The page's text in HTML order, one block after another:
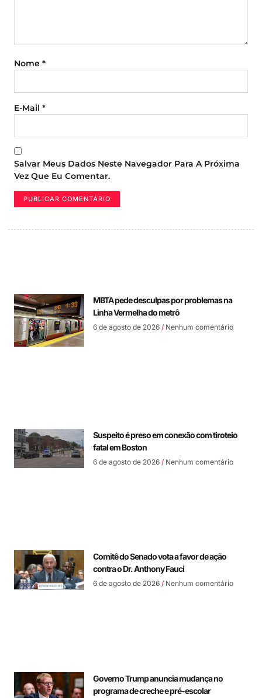
Nome *
E-Mail *
Salvar Meus Dados Neste Navegador Para A Próxima
Vez Que Eu Comentar.
MBTA pede desculpas por problemas na
Linha Vermelha do metrô
6 de agosto de 2026 Nenhum comentário
Suspeito é preso em conexão com tiroteio
fatal em Boston
6 de agosto de 2026 Nenhum comentário
Comitê do Senado vota a favor de ação
contra o Dr. Anthony Fauci
6 de agosto de 2026 Nenhum comentário
Governo Trump anuncia mudança no
programa de creche e pré-escolar